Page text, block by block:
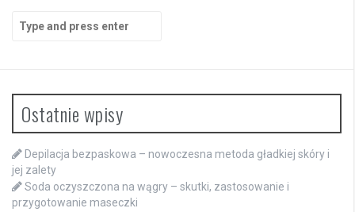
for:
Ostatnie wpisy
Depilacja bezpaskowa – nowoczesna metoda gładkiej skóry i
jej zalety
Soda oczyszczona na wągry – skutki, zastosowanie i
przygotowanie maseczki